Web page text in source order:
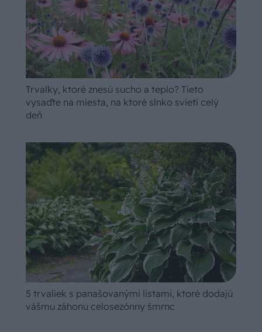
Trvalky, ktoré znesú sucho a teplo? Tieto
vysaďte na miesta, na ktoré slnko svieti celý
deň
5 trvaliek s panašovanými listami, ktoré dodajú
vášmu záhonu celosezónny šmrnc